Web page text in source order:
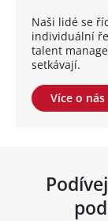
Naši lidé se
individuální
talent
setkávají.
Více o nás